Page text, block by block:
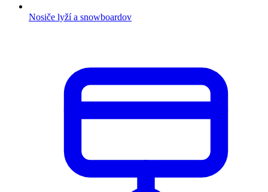
Nosiče lyží a snowboardov